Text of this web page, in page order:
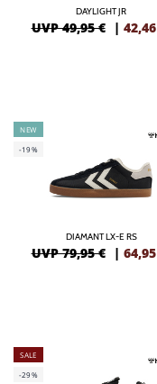
DAYLIGHT JR
UVP 49,95 € | 42,46
NEW
-19%
DIAMANT LX-E RS
UVP 79,95 € | 64,95
SALE
-29%